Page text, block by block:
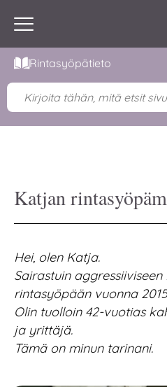
Rintasyöpätieto
Katjan
Hei, olen Katja.
Sairastuin
rintasyöpään vuonna
Olin tuolloin 42-vuotias
ja yrittäjä.
Tämä on minun tarinani.